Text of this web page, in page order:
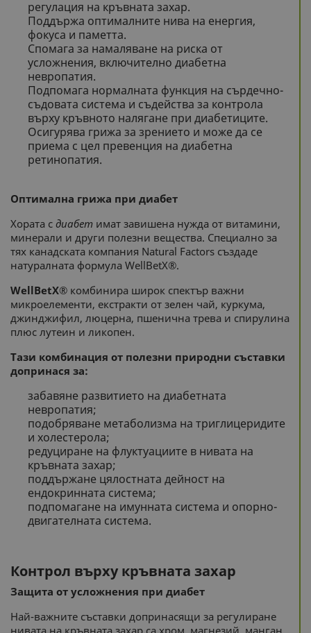
регулация на кръвната захар.
Поддържа оптималните нива на енергия,
фокуса и паметта.
Спомага за намаляване на риска от
усложнения, включително диабетна
невропатия.
Подпомага нормалната функция на сърдечно-
съдовата система и съдейства за контрола
върху кръвното налягане при диабетиците.
Осигурява грижа за зрението и може да се
приема с цел превенция на диабетна
ретинопатия.
Оптимална грижа при диабет
Хората с диабет имат завишена нужда от витамини,
минерали и други полезни вещества. Специално за
тях канадската компания Natural Factors създаде
натуралната формула WellBetX®.
WellBetX® комбинира широк спектър важни
микроелементи, екстракти от зелен чай, куркума,
джинджифил, люцерна, пшенична трева и спирулина
плюс лутеин и ликопен.
Тази комбинация от полезни природни съставки
допринася за:
забавяне развитието на диабетната
невропатия;
подобряване метаболизма на триглицеридите
и холестерола;
редуциране на флуктуациите в нивата на
кръвната захар;
поддържане цялостната дейност на
ендокринната система;
подпомагане на имунната система и опорно-
двигателната система.
Контрол върху кръвната захар
Защита от усложнения при диабет
Най-важните съставки допринасящи за регулиране